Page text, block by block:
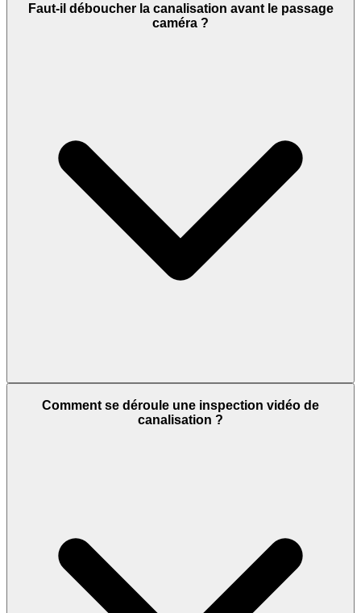
Faut-il déboucher la canalisation avant le passage
caméra ?
Comment se déroule une inspection vidéo de
canalisation ?